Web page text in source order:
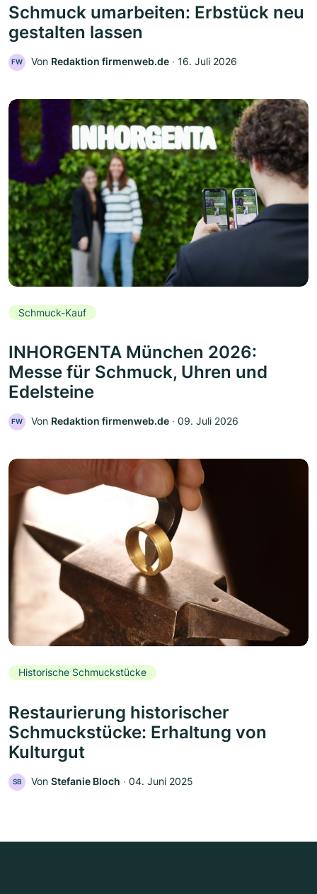
Schmuck umarbeiten: Erbstück neu
gestalten lassen
FW Von Redaktion firmenweb.de ‧ 16. Juli 2026
Schmuck-Kauf
INHORGENTA München 2026:
Messe für Schmuck, Uhren und
Edelsteine
FW Von Redaktion firmenweb.de ‧ 09. Juli 2026
Historische Schmuckstücke
Restaurierung historischer
Schmuckstücke: Erhaltung von
Kulturgut
SB Von Stefanie Bloch ‧ 04. Juni 2025